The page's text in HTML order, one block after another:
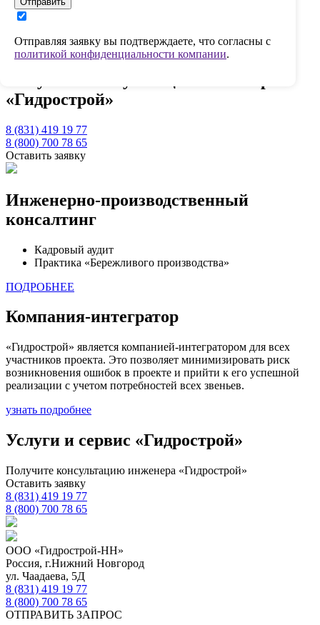
Получите консультацию инженера «Гидрострой»
ПОЛУЧИТЬ СТОИМОСТЬ
8 (831) 419 19 77 8 (800) 700 78 65
«Гидрострой»
8 (831) 419 19 77
8 (800) 700 78 65
Оставить заявку
Инженерно-производственный
консалтинг
Кадровый аудит
Практика «Бережливого производства»
ПОДРОБНЕЕ
Компания-интегратор
«Гидрострой» является компанией-интегратором для всех
участников проекта. Это позволяет минимизировать риск
возникновения ошибок в проекте и прийти к его успешной
реализации с учетом потребностей всех звеньев.
узнать подробнее
Услуги и сервис «Гидрострой»
Получите консультацию инженера «Гидрострой»
Оставить заявку
8 (831) 419 19 77
8 (800) 700 78 65
ООО «Гидрострой-НН»
Россия, г.Нижний Новгород
ул. Чаадаева, 5Д
8 (831) 419 19 77
8 (800) 700 78 65
ОТПРАВИТЬ ЗАПРОС
Отправляя заявку вы подтверждаете, что согласны с
политикой конфиденциальности компании.